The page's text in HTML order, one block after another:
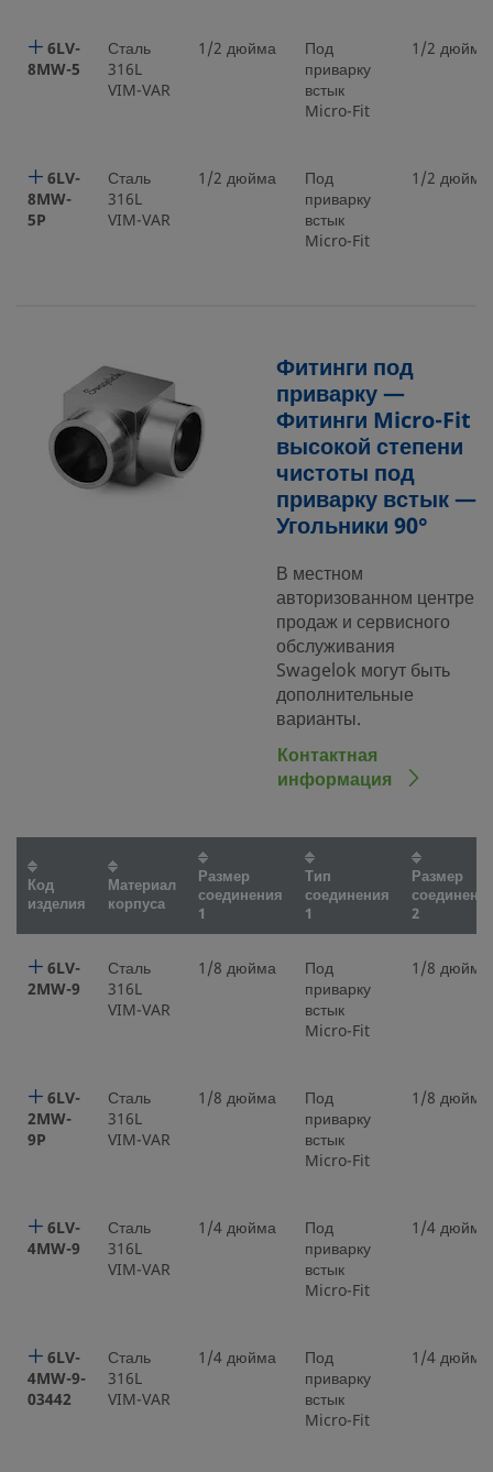
6LV-
8MW-5
Сталь
316L
VIM-VAR
1/2 дюйма
Под
приварку
встык
Micro-Fit
1/2 дюйма
6LV-
8MW-
5P
Сталь
316L
VIM-VAR
1/2 дюйма
Под
приварку
встык
Micro-Fit
1/2 дюйма
Фитинги под
приварку —
Фитинги Micro-Fit
высокой степени
чистоты под
приварку встык —
Угольники 90°
В местном
авторизованном центре
продаж и сервисного
обслуживания
Swagelok могут быть
дополнительные
варианты.
Контактная
информация
Код
изделия
Материал
корпуса
Размер
соединения
1
Тип
соединения
1
Размер
2
6LV-
2MW-9
Сталь
316L
VIM-VAR
1/8 дюйма
Под
приварку
встык
Micro-Fit
1/8 дюйма
6LV-
2MW-
9P
Сталь
316L
VIM-VAR
1/8 дюйма
Под
приварку
встык
Micro-Fit
1/8 дюйма
6LV-
4MW-9
Сталь
316L
VIM-VAR
1/4 дюйма
Под
приварку
встык
Micro-Fit
1/4 дюйма
6LV-
4MW-9-
03442
Сталь
316L
VIM-VAR
1/4 дюйма
Под
приварку
встык
Micro-Fit
1/4 дюйма